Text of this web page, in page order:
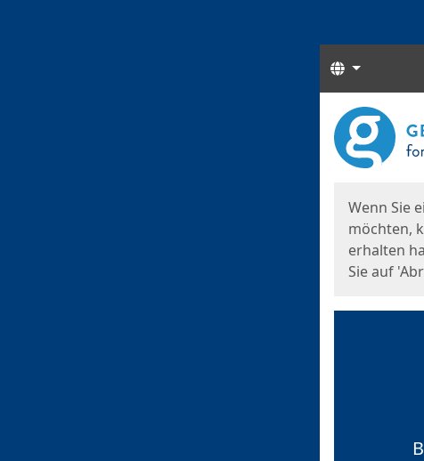
Sprachen
Start
Wenn Sie
möchten,
erhalten
Sie auf